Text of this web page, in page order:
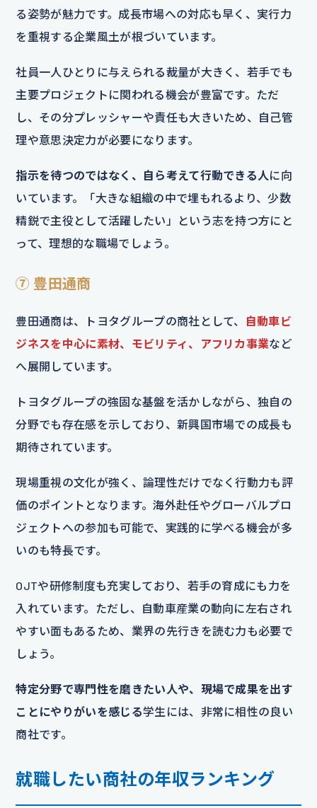
る姿勢が魅力です。成長市場への対応も早く、実行力
を重視する企業風土が根づいています。
社員一人ひとりに与えられる裁量が大きく、若手でも
主要プロジェクトに関われる機会が豊富です。ただ
し、その分プレッシャーや責任も大きいため、自己管
理や意思決定力が必要になります。
指示を待つのではなく、自ら考えて行動できる人に向
いています。「大きな組織の中で埋もれるより、少数
精鋭で主役として活躍したい」という志を持つ方にと
って、理想的な職場でしょう。
⑦ 豊田通商
豊田通商は、トヨタグループの商社として、
自動車ビ
ジネスを中心に素材、モビリティ、アフリカ事業など
へ展開しています。
トヨタグループの強固な基盤を活かしながら、独自の
分野でも存在感を示しており、新興国市場での成長も
期待されています。
現場重視の文化が強く、論理性だけでなく行動力も評
価のポイントとなります。海外赴任やグローバルプロ
ジェクトへの参加も可能で、実践的に学べる機会が多
いのも特長です。
OJTや研修制度も充実しており、若手の育成にも力を
入れています。ただし、自動車産業の動向に左右され
やすい面もあるため、業界の先行きを読む力も必要で
しょう。
特定分野で専門性を磨きたい人や、現場で成果を出す
ことにやりがいを感じる学生には、非常に相性の良い
商社です。
就職したい商社の年収ランキング